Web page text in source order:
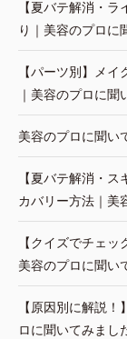
【夏バテ解消・
り｜美容のプロに
【パーツ別】メ
｜美容のプロに聞
美容のプロに聞い
【夏バテ解消・
カバリー方法｜美
【クイズでチェ
美容のプロに聞い
【原因別に解説
ロに聞いてみまし